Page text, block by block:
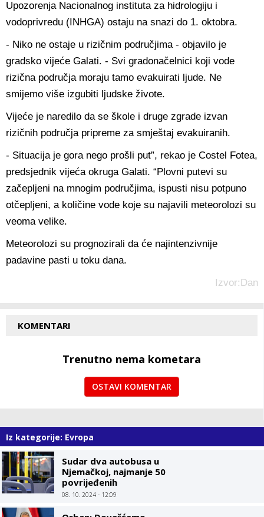
Upozorenja Nacionalnog instituta za hidrologiju i
vodoprivredu (INHGA) ostaju na snazi do 1. oktobra.
- Niko ne ostaje u rizičnim područjima - objavilo je
gradsko vijeće Galati. - Svi gradonačelnici koji vode
rizična područja moraju tamo evakuirati ljude. Ne
smijemo više izgubiti ljudske živote.
Vijeće je naredilo da se škole i druge zgrade izvan
rizičnih područja pripreme za smještaj evakuiranih.
- Situacija je gora nego prošli put”, rekao je Costel Fotea,
predsjednik vijeća okruga Galati. “Plovni putevi su
začepljeni na mnogim područjima, ispusti nisu potpuno
otčepljeni, a količine vode koje su najavili meteorolozi su
veoma velike.
Meteorolozi su prognozirali da će najintenzivnije
padavine pasti u toku dana.
Izvor:Dan
KOMENTARI
Trenutno nema kometara
OSTAVI KOMENTAR
Iz kategorije: Evropa
Sudar dva autobusa u
Njemačkoj, najmanje 50
povrijeđenih
08. 10. 2024 - 12:09